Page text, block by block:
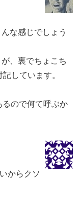
な感じでしょう
、裏でちょこち
しています。
ので何て呼ぶか
からクソ